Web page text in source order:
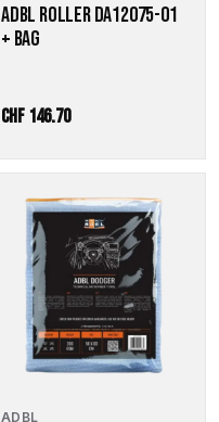
ADBL ROLLER DA12075-01
+ BAG
CHF 146.70
ADBL